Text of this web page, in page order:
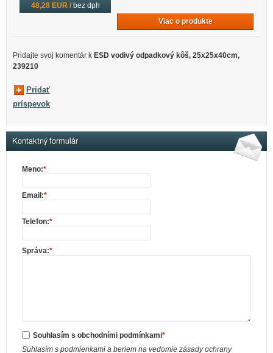
48,28 EUR / bez dph
Viac o produkte
Pridajte svoj ​​komentár k ESD vodivý odpadkový kôš, 25x25x40cm,
239210
Pridať
príspevok
Kontaktný formulár
Meno:*
Email:*
Telefon:*
Správa:*
Souhlasím s obchodními podmínkami*
Súhlasím s podmienkami a beriem na vedomie zásady ochrany